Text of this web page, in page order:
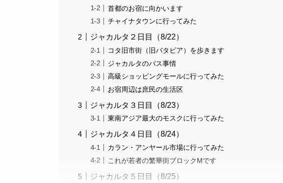
首都のお宿に向かいます
チャイナタウンに行ってみた
ジャカルタ２日目（8/22）
コタ旧市街（旧バタビア）を歩きます
ジャカルタのバス事情
高級ショッピングモールに行ってみた
お宿周辺は庶民の生活区
ジャカルタ３日目（8/23）
東南アジア最大のモスクに行ってみた
ジャカルタ４日目（8/24）
カラン・アンヤール市場に行ってみた
これが若者の繁華街ブロックMです
ジャカルタ５日目（8/25）